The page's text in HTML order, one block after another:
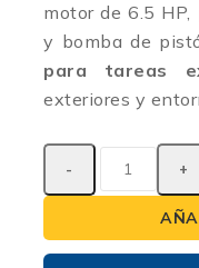
motor de 6.5
y bomba de
para tareas
exteriores y